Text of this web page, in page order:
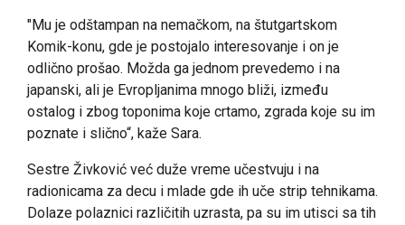
"Mu je odštampan na nemačkom, na štutgartskom
Komik-konu, gde je postojalo interesovanje i on je
odlično prošao. Možda ga jednom prevedemo i na
japanski, ali je Evropljanima mnogo bliži, između
ostalog i zbog toponima koje crtamo, zgrada koje su im
poznate i slično“, kaže Sara.
Sestre Živković već duže vreme učestvuju i na
radionicama za decu i mlade gde ih uče strip tehnikama.
Dolaze polaznici različitih uzrasta, pa su im utisci sa tih